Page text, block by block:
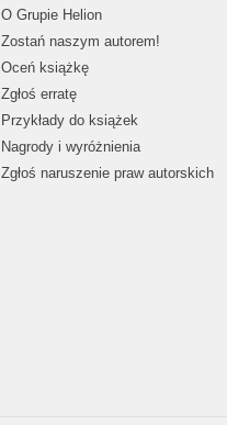
O Grupie Helion
Zostań naszym autorem!
Oceń książkę
Zgłoś erratę
Przykłady do książek
Nagrody i wyróżnienia
Zgłoś naruszenie praw autorskich